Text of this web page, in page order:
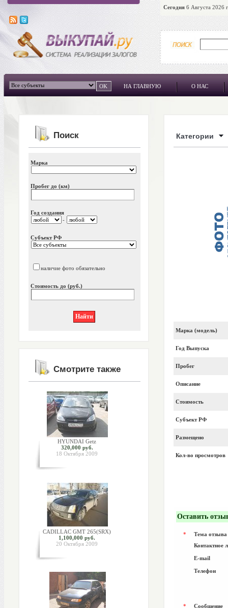
Сегодня 6 Августа 2026
НА ГЛАВНУЮ О НАС
Поиск
Марка
Пробег до (км)
Год создания
-
Субъект РФ
наличие фото обязательно
Стоимость до (руб.)
Смотрите также
HYUNDAI Getz
320,000 руб.
18 Октября 2009
CADILLAC GMT 265(SRX)
1,100,000 руб.
20 Октября 2009
Категории
Марка (модель)
Год Выпуска
Пробег
Описание
Стоимость
Субъект РФ
Размещено
Кол-во просмотров
Оставить
*
Тема отзыва
Контактное
E-mail
Телефон
* Сообщение